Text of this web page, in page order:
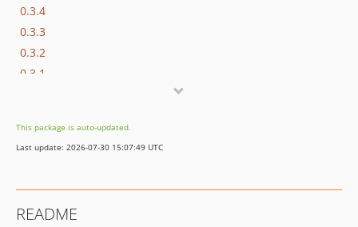
0.3.4
0.3.3
0.3.2
0.3.1
0.2.1
0.2.0
dev-develop
This package is auto-updated.
Last update: 2026-07-30 15:07:49 UTC
README